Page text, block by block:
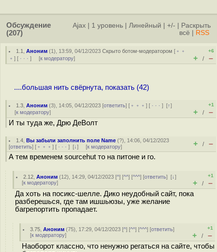
Обсуждение
(207)
Ajax 1 уровень Линейный +/-
Раскрыть
всё
RSS
1.1 ,Аноним (1), 13:59, 04/12/2023Скрыто ботом-модератором [ ﹢﹢
﹢ ] [ · · · ] [к модератору]
+6
+ / –
....большая нить свёрнута, показать (42)
1.3 ,Аноним (3), 14:05, 04/12/2023 [ответить] [ ﹢﹢﹢] [ · · ·][↑]
[к модератору]
+1
+ / –
И ты туда же, Дрю ДеВолт
1.4 ,Вы забыли заполнить поле Name (?), 14:06, 04/12/2023
[ответить] [ ﹢﹢﹢ ] [ · · · ] [↓] [к модератору] + / –
А тем временем sourcehut то на питоне и го.
2.12 ,Аноним (12), 14:29, 04/12/2023 [^] [^^] [^^^] [ответить][↓]
[к модератору]
+1
+ / –
Да хоть на посикс-шелле. Дико неудобный сайт, пока
разберешься, где там ишшьюзы, уже желание
багрепортить пропадает.
3.75 ,Аноним (75), 17:29, 04/12/2023 [^] [^^] [^^^] [ответить]
[к модератору]
+1
+ / –
Наоборот классно, что ненужно регаться на сайте, чтобы